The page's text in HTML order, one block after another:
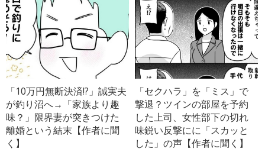
「10万円無断決済!?」誠実夫
が釣り沼へ→「家族より趣
味？」限界妻が突きつけた
離婚という結末【作者に聞
く】
「セクハラ」を「ミス」で
撃退？ツインの部屋を予約
した上司、女性部下の切れ
味鋭い反撃にに「スカッと
した」の声【作者に聞く】